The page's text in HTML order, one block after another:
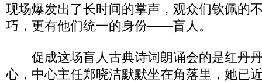
现场爆发出了长时间的掌声，观众们钦佩的
巧，更有他们统一的身份——盲人。
促成这场盲人古典诗词朗诵会的是红丹
心，中心主任郑晓洁默默坐在角落里，她已